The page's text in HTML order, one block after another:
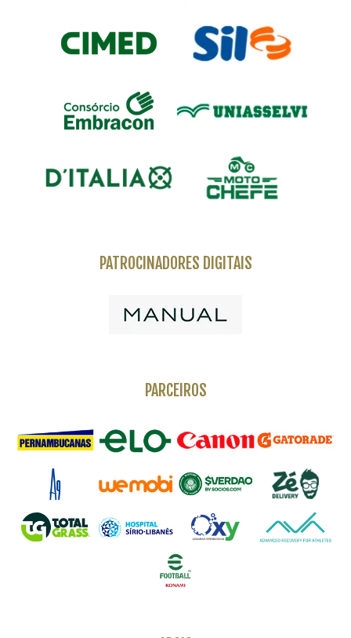
PATROCINADORES DIGITAIS
PARCEIROS